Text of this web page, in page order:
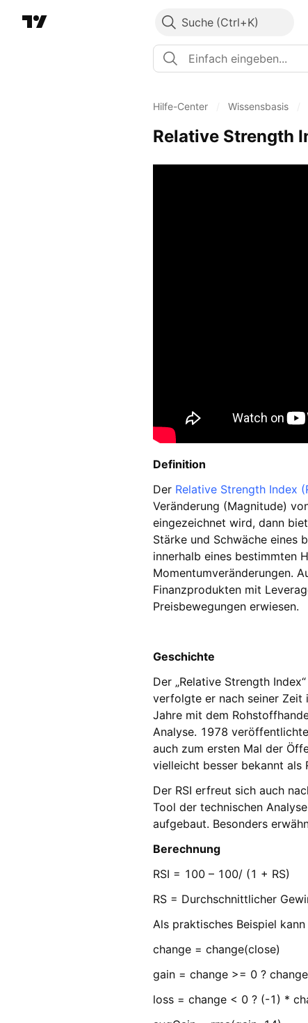
Suche
Hilfe-Center Wissensbasis
Relative Strength
Definition
Der Relative Strength Index
Veränderung (Magnitude)
eingezeichnet wird, dann
Stärke und Schwäche eines
innerhalb eines bestimmten
Momentumveränderungen.
Finanzprodukten mit
Preisbewegungen erwiesen.
Geschichte
Der „Relative Strength
verfolgte er nach seiner Zeit
Jahre mit dem
Analyse. 1978
auch zum ersten Mal der
vielleicht besser bekannt als
Der RSI erfreut sich auch
Tool der technischen
aufgebaut. Besonders
Berechnung
RSI = 100 – 100/ (1 + RS)
RS = Durchschnittlicher
Als praktisches Beispiel
change = change(close)
gain = change >= 0 ?
loss = change < 0 ? (-1) *